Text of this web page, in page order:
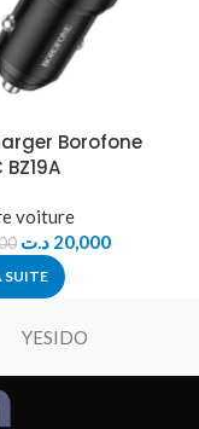
Borofone
voiture
20,000 د.ت
SUITE
YESIDO